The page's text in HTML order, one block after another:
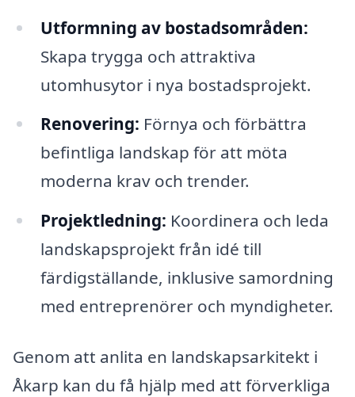
Utformning av bostadsområden:
Skapa trygga och attraktiva
utomhusytor i nya bostadsprojekt.
Renovering: Förnya och förbättra
befintliga landskap för att möta
moderna krav och trender.
Projektledning: Koordinera och leda
landskapsprojekt från idé till
färdigställande, inklusive samordning
med entreprenörer och myndigheter.
Genom att anlita en landskapsarkitekt i
Åkarp kan du få hjälp med att förverkliga